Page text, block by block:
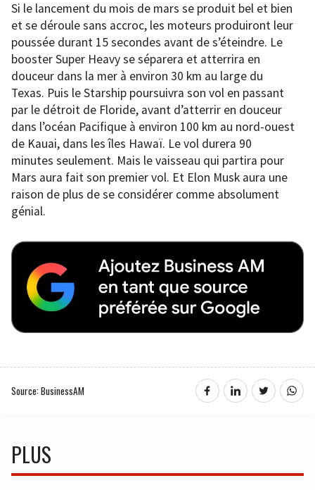
Si le lancement du mois de mars se produit bel et bien
et se déroule sans accroc, les moteurs produiront leur
poussée durant 15 secondes avant de s’éteindre. Le
booster Super Heavy se séparera et atterrira en
douceur dans la mer à environ 30 km au large du
Texas. Puis le Starship poursuivra son vol en passant
par le détroit de Floride, avant d’atterrir en douceur
dans l’océan Pacifique à environ 100 km au nord-ouest
de Kauai, dans les îles Hawaï. Le vol durera 90
minutes seulement. Mais le vaisseau qui partira pour
Mars aura fait son premier vol. Et Elon Musk aura une
raison de plus de se considérer comme absolument
génial.
Source: BusinessAM
PLUS